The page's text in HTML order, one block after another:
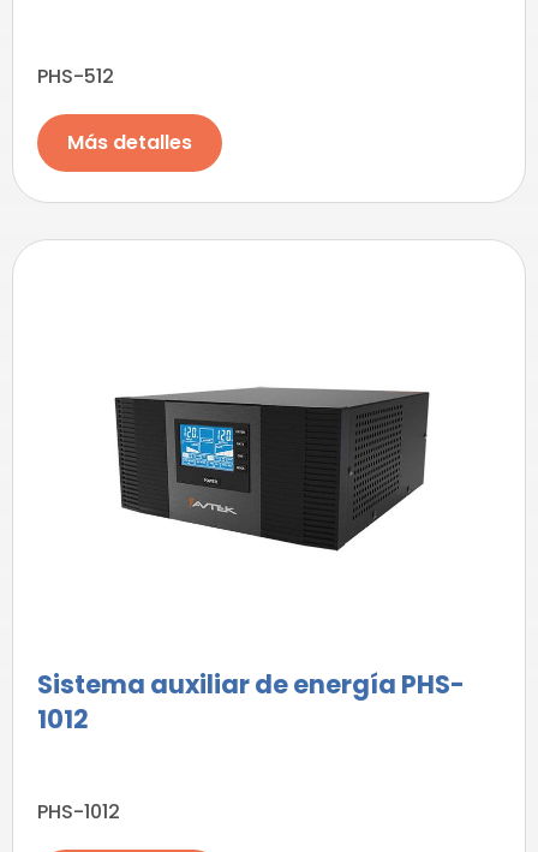
PHS-512
Más detalles
Sistema auxiliar de energía PHS-
1012
PHS-1012